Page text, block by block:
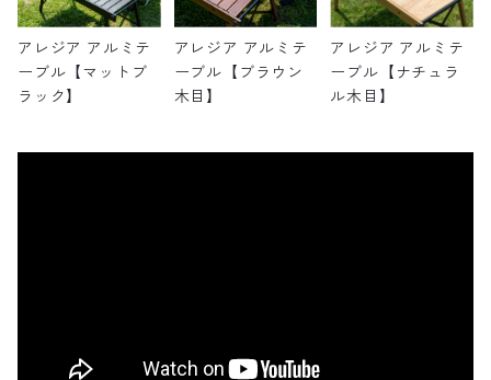
アレジア アルミテ
ーブル【マットブ
ラック】
アレジア アルミテ
ーブル【ブラウン
木目】
アレジア アルミテ
ーブル【ナチュラ
ル木目】